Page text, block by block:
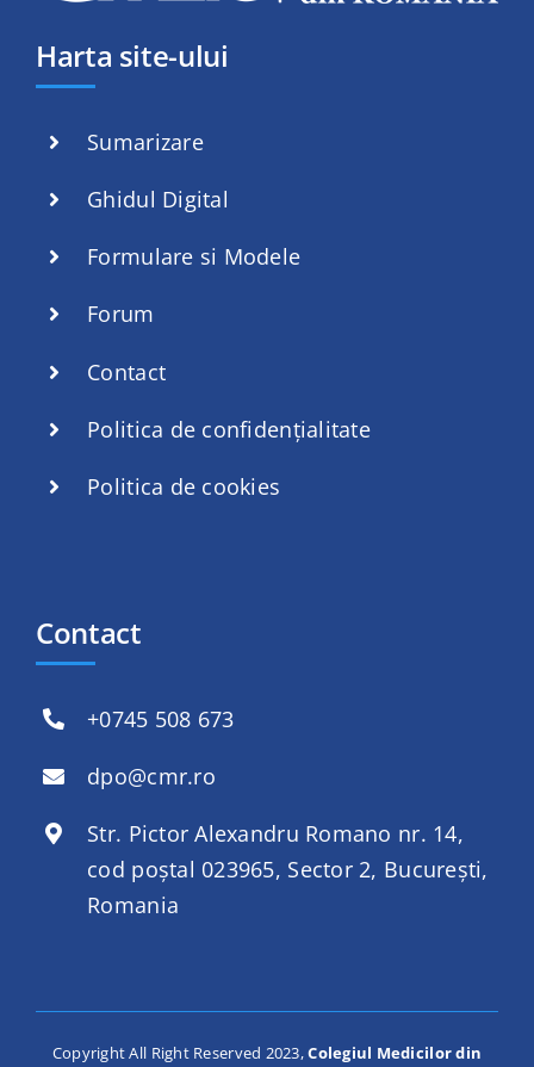
Harta site-ului
Sumarizare
Ghidul Digital
Formulare si Modele
Forum
Contact
Politica de confidențialitate
Politica de cookies
Contact
+0745 508 673
dpo@cmr.ro
Str. Pictor Alexandru Romano nr. 14,
cod poștal 023965, Sector 2, București,
Romania
Copyright All Right Reserved 2023,Colegiul Medicilor din